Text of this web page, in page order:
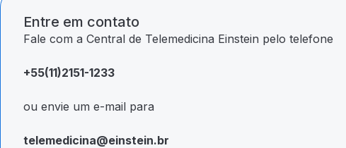
Entre em contato
Fale com a Central de Telemedicina Einstein pelo telefone
+55(11)2151-1233
ou envie um e-mail para
telemedicina@einstein.br